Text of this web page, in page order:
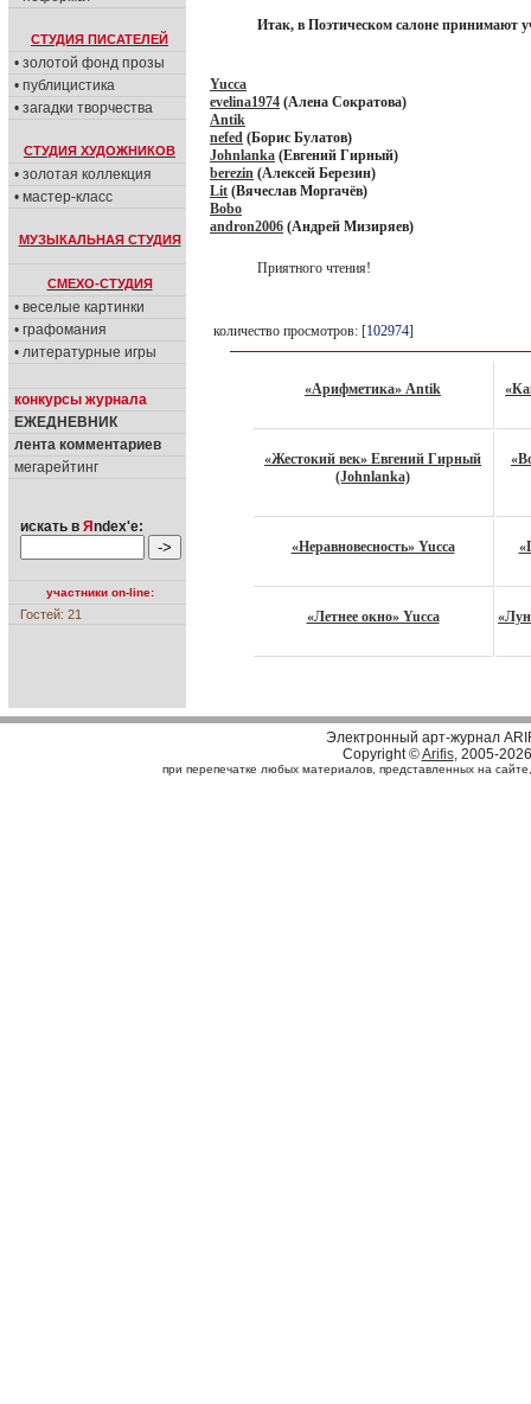
СТУДИЯ ПИСАТЕЛЕЙ
• золотой фонд прозы
• публицистика
• загадки творчества
СТУДИЯ ХУДОЖНИКОВ
• золотая коллекция
• мастер-класс
МУЗЫКАЛЬНАЯ СТУДИЯ
СМЕХО-СТУДИЯ
• веселые картинки
• графомания
• литературные игры
конкурсы журнала
ЕЖЕДНЕВНИК
лента комментариев
мегарейтинг
искать в Я ndex'е:
участники on-line:
Гостей: 21
Итак, в Поэтическом салоне принимают
Yucca
evelina1974 (Алена Сократова)
Antik
nefed (Борис Булатов)
Johnlanka (Евгений Гирный)
berezin (Алексей Березин)
Lit (Вячеслав Моргачёв)
Bobo
andron2006 (Андрей Мизиряев)
Приятного чтения!
количество просмотров: [102974]
«Арифметика» Antik
«Жестокий век» Евгений Гирный
(Johnlanka)
«Неравновесность» Yucca
«Летнее окно» Yucca
Электронный арт-журнал
Copyright ©Arifis, 2005-2026
при перепечатке любых материалов, представленных на